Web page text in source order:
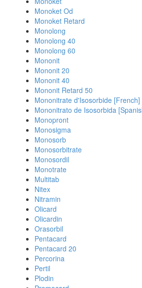
Monoket Od
Monoket Retard
Monolong
Monolong 40
Monolong 60
Mononit
Mononit 20
Mononit 40
Mononit Retard 50
Mononitrate d'Isosorbide [French]
Mononitrato de Isosorbida
Monopront
Monosigma
Monosorb
Monosorbitrate
Monosordil
Monotrate
Multitab
Nitex
Nitramin
Olicard
Olicardin
Orasorbil
Pentacard
Pentacard 20
Percorina
Pertil
Plodin